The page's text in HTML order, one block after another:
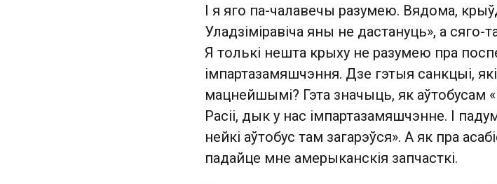
І я яго па-чалавечы разумею. Вядома,
Уладзіміравіча яны не дастануць», а сяго-
Я толькі нешта крыху не разумею пра
імпартазамяшчэння. Дзе гэтыя санкцыі,
мацнейшымі? Гэта значыць, як аўтобусам
Расіі, дык у нас імпартазамяшчэнне. І
нейкі аўтобус там загарэўся». А як пра
падайце мне амерыканскія запчасткі.